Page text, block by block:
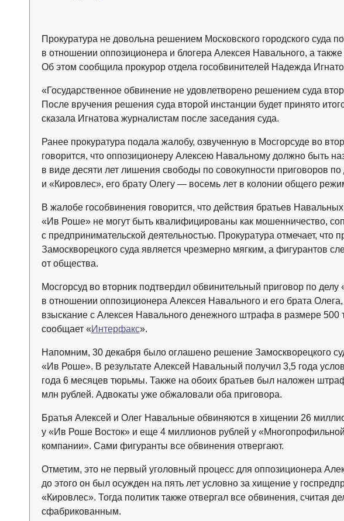
Прокуратура не довольна решением Московского городского суда
в отношении оппозиционера и блогера Алексея Навального, а также
Об этом сообщила прокурор отдела гособвинителей Надежда
«Государственное обвинение не удовлетворено решением суда
После вручения решения суда второй инстанции будет принято
сказала Игнатова журналистам после заседания суда.
Ранее прокуратура подала жалобу, озвученную в Мосгорсуде во
говорится, что оппозиционеру Алексею Навальному должно быть
в виде десяти лет лишения свободы по совокупности приговоров
и «Кировлес», его брату Олегу — восемь лет в колонии общего
В жалобе гособвинения говорится, что действия братьев
«Ив Роше» не могут быть квалифицированы как мошенничество,
с предпринимательской деятельностью. Прокуратура отмечает, что
Замоскворецкого суда является чрезмерно мягким, а фигурантов
от общества.
Мосгорсуд во вторник подтвердил обвинительный приговор по
в отношении оппозиционера Алексея Навального и его брата
взыскание с Алексея Навального денежного штрафа в размере 500
сообщает «Интерфакс».
Напомним, 30 декабря было оглашено решение Замоскворецкого
«Ив Роше». В результате Алексей Навальный получил 3,5 года
года 6 месяцев тюрьмы. Также на обоих братьев был наложен
млн рублей. Адвокаты уже обжаловали оба приговора.
Братья Алексей и Олег Навальные обвиняются в хищении 26
у «Ив Роше Восток» и еще 4 миллионов рублей у
компании». Сами фигуранты все обвинения отвергают.
Отметим, это не первый уголовный процесс для оппозиционера
до этого он был осужден на пять лет условно за хищение у
«Кировлес». Тогда политик также отвергал все обвинения, считая
сфабрикованным.